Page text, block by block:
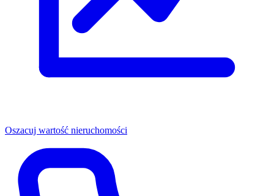
Oszacuj wartość nieruchomości